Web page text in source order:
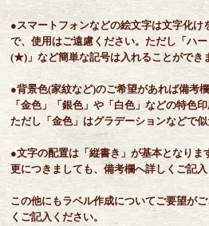
●スマートフォンなどの絵文字は文字化け
で、使用はご遠慮ください。ただし「ハ
(★)」など簡単な記号は入れることができ
●背景色(家紋など)のご希望があれば備考
「金色」「銀色」や「白色」などの特色印
ただし「金色」はグラデーションなどで
●文字の配置は「縦書き」が基本となりま
更につきましても、備考欄へ詳しくご記入
この他にもラベル作成についてご要望が
くご記入ください。